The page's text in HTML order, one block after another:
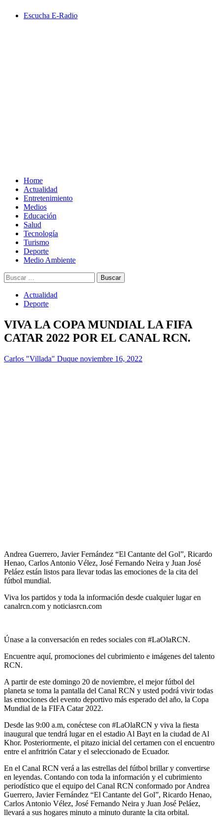
Escucha E-Radio
Home
Actualidad
Entretenimiento
Medios
Educación
Salud
Tecnología
Turismo
Deporte
Medio Ambiente
Buscar:
Actualidad
Deporte
VIVA LA COPA MUNDIAL LA FIFA
CATAR 2022 POR EL CANAL RCN.
Carlos "Villada" Duque noviembre 16, 2022
Andrea Guerrero, Javier Fernández “El Cantante del Gol”, Ricardo
Henao, Carlos Antonio Vélez, José Fernando Neira y Juan José
Peláez están listos para llevar todas las emociones de la cita del
fútbol mundial.
Viva los partidos y toda la información desde cualquier lugar en
canalrcn.com y noticiasrcn.com
Únase a la conversación en redes sociales con #LaOlaRCN.
Encuentre aquí, promociones del cubrimiento e imágenes del talento
RCN.
A partir de este domingo 20 de noviembre, el mejor fútbol del
planeta se toma la pantalla del Canal RCN y usted podrá vivir todas
las emociones del evento deportivo más esperado del año, la Copa
Mundial de la FIFA Catar 2022.
Desde las 9:00 a.m, conéctese con #LaOlaRCN y viva la fiesta
inaugural que tendrá lugar en el estadio Al Bayt en la ciudad de Al
Khor. Posteriormente, el pitazo inicial del certamen con el encuentro
entre el anfritrión Catar y el seleccionado de Ecuador.
En el Canal RCN verá a las estrellas del fútbol brillar y convertirse
en leyendas. Contando con toda la información y el cubrimiento
periodístico que el equipo del Canal RCN conformado por Andrea
Guerrero, Javier Fernández “El Cantante del Gol”, Ricardo Henao,
Carlos Antonio Vélez, José Fernando Neira y Juan José Peláez,
llevará a sus hogares minuto a minuto durante la cita orbital.